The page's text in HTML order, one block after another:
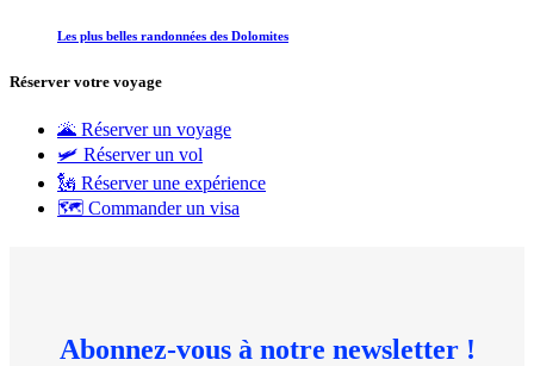
Les plus belles randonnées des Dolomites
Réserver votre voyage
🌋 Réserver un voyage
🛩 Réserver un vol
🗽 Réserver une expérience
🗺 Commander un visa
Abonnez-vous à notre newsletter !